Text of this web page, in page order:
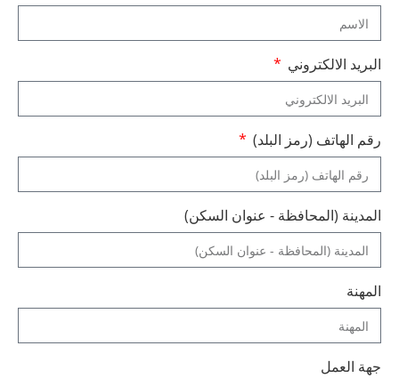
البريد الالكتروني
رقم الهاتف (رمز البلد)
المدينة (المحافظة - عنوان السكن)
المهنة
جهة العمل